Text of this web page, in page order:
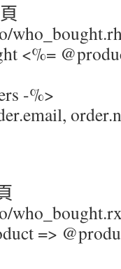
<%=
-%>
=>